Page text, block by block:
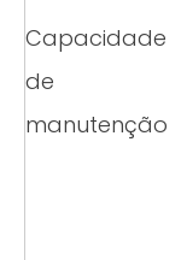
Capacidade
de
manutenção